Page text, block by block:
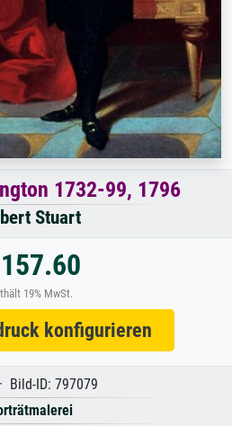
1732-99, 1796
Stuart
19% MwSt.
konfigurieren
Bild-ID: 797079